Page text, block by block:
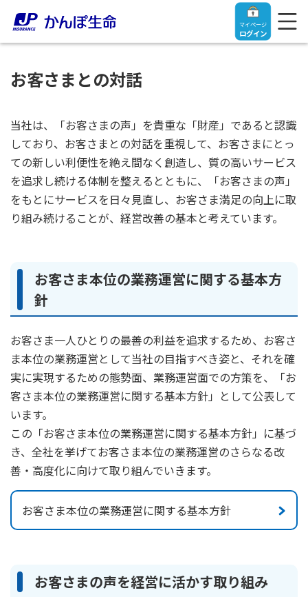
マイページ
ログイン
トップ
ご契約者さま
ご契約者さま
入院保険金・手術保険金のご請求
お手続き一覧
きっかけ・できごとから探す
マイページでできること
新規登録
保険をご検討中のお客さま
終身保険
養老保険
定期保険
学資保険
長寿支援保険
お見積りシミュレーション
資料請求
保険かんたん診断
【まずはご相談ください】企業経営でお悩みの方はこ
ちら
法人のお客さま向け商品一覧
目的から探す
お役立ち情報
かんぽ生命の団体取扱い
法人向け資料請求
お問い合わせ先
お役立ち情報
かんぽのLifeサポートナビ
保険
医療
お金
子育て
かんぽ生命について
ご挨拶
経営理念・経営戦略
会社概要
財務情報
採用情報
よくあるご質問
お問い合わせ
サステナビリティ
株主・投資家のみなさまへ
English
お客さまとの対話
当社は、「お客さまの声」を貴重な「財産」であると認識
しており、お客さまとの対話を重視して、お客さまにとっ
ての新しい利便性を絶え間なく創造し、質の高いサービス
を追求し続ける体制を整えるとともに、「お客さまの声」
をもとにサービスを日々見直し、お客さま満足の向上に取
り組み続けることが、経営改善の基本と考えています。
お客さま本位の業務運営に関する基本方
針
お客さま一人ひとりの最善の利益を追求するため、お客さ
ま本位の業務運営として当社の目指すべき姿と、それを確
実に実現するための態勢面、業務運営面での方策を、「お
客さま本位の業務運営に関する基本方針」として公表して
います。
この「お客さま本位の業務運営に関する基本方針」に基づ
き、全社を挙げてお客さま本位の業務運営のさらなる改
善・高度化に向けて取り組んでいきます。
お客さま本位の業務運営に関する基本方針
お客さまの声を経営に活かす取り組み